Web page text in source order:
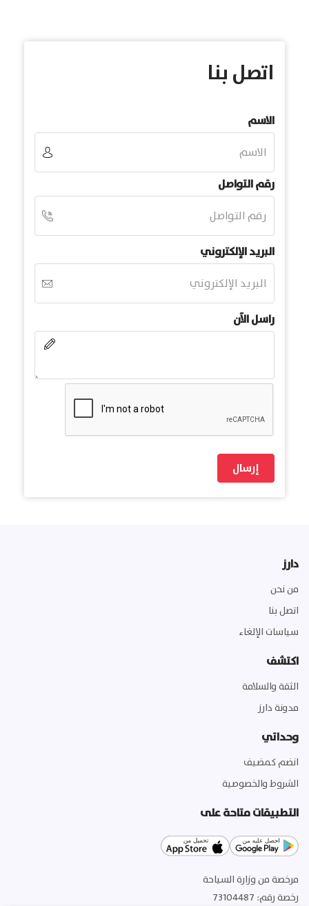
اتصل بنا
الاسم
رقم التواصل
البريد الإلكتروني
راسل الآن
إرسال
دارز
من نحن
اتصل بنا
سياسات الإلغاء
اكتشف
الثقة والسلامة
مدونة دارز
وحداتي
انضم كمضيف
الشروط والخصوصية
التطبيقات متاحة على
مرخصة من وزارة السياحة
رخصة رقم:
73104487